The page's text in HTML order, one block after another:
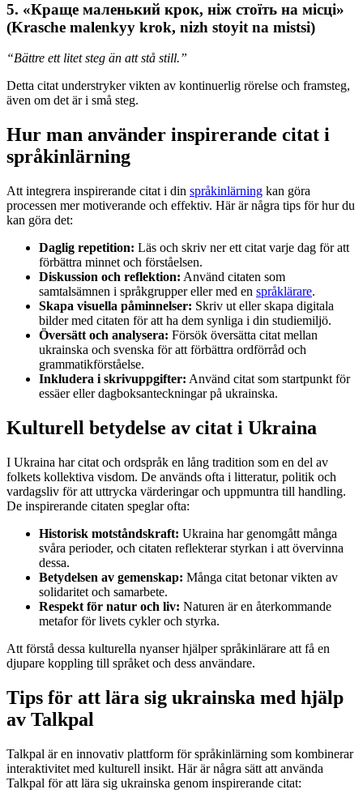
5. «Краще маленький крок, ніж стоїть на місці»
(Krasche malenkyy krok, nizh stoyit na mistsi)
“Bättre ett litet steg än att stå still.”
Detta citat understryker vikten av kontinuerlig rörelse och framsteg,
även om det är i små steg.
Hur man använder inspirerande citat i
språkinlärning
Att integrera inspirerande citat i din språkinlärning kan göra
processen mer motiverande och effektiv. Här är några tips för hur du
kan göra det:
Daglig repetition: Läs och skriv ner ett citat varje dag för att
förbättra minnet och förståelsen.
Diskussion och reflektion: Använd citaten som
samtalsämnen i språkgrupper eller med en språklärare.
Skapa visuella påminnelser: Skriv ut eller skapa digitala
bilder med citaten för att ha dem synliga i din studiemiljö.
Översätt och analysera: Försök översätta citat mellan
ukrainska och svenska för att förbättra ordförråd och
grammatikförståelse.
Inkludera i skrivuppgifter: Använd citat som startpunkt för
essäer eller dagboksanteckningar på ukrainska.
Kulturell betydelse av citat i Ukraina
I Ukraina har citat och ordspråk en lång tradition som en del av
folkets kollektiva visdom. De används ofta i litteratur, politik och
vardagsliv för att uttrycka värderingar och uppmuntra till handling.
De inspirerande citaten speglar ofta:
Historisk motståndskraft: Ukraina har genomgått många
svåra perioder, och citaten reflekterar styrkan i att övervinna
dessa.
Betydelsen av gemenskap: Många citat betonar vikten av
solidaritet och samarbete.
Respekt för natur och liv: Naturen är en återkommande
metafor för livets cykler och styrka.
Att förstå dessa kulturella nyanser hjälper språkinlärare att få en
djupare koppling till språket och dess användare.
Tips för att lära sig ukrainska med hjälp
av Talkpal
Talkpal är en innovativ plattform för språkinlärning som kombinerar
interaktivitet med kulturell insikt. Här är några sätt att använda
Talkpal för att lära sig ukrainska genom inspirerande citat: